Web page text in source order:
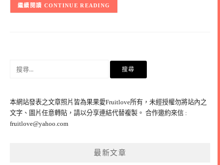
CONTINUE READING
鍵
字:
本網站發表之文章照片皆為果果愛Fruitlove所有，未經授權勿將站內之
文字、圖片任意轉貼，請以分享連結代替複製。 合作邀約來信 :
fruitlove@yahoo.com
最新文章